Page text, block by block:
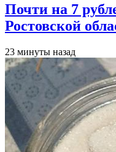
Почти на 7
Ростовской
23 минуты назад